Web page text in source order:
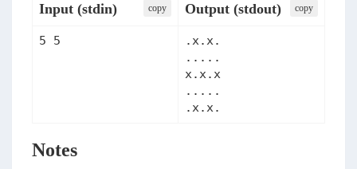
Input (stdin) сopy Output (stdout) сopy
5 5
.x.x.
.....
x.x.x
.....
.x.x.
Notes